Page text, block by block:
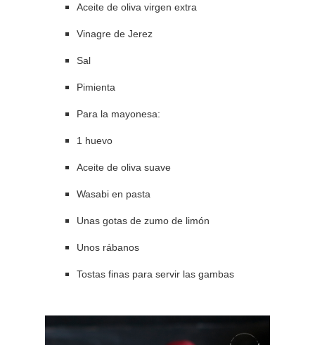
Aceite de oliva virgen extra
Vinagre de Jerez
Sal
Pimienta
Para la mayonesa:
1 huevo
Aceite de oliva suave
Wasabi en pasta
Unas gotas de zumo de limón
Unos rábanos
Tostas finas para servir las gambas